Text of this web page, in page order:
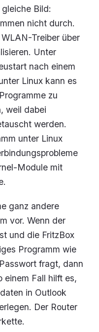
Bild:
nicht durch.
Treiber über
Unter
nach einem
Linux kann es
zu
weil dabei
werden.
unter Linux
Module mit
ganz andere
vor. Wenn der
und die FritzBox
Programm wie
fragt, dann
einem Fall hilft es,
in Outlook
Der Router